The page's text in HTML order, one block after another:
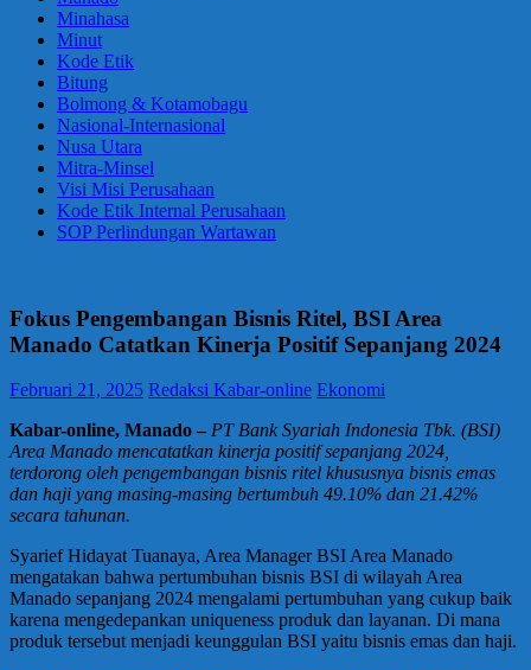
Minahasa
Minut
Kode Etik
Bitung
Bolmong & Kotamobagu
Nasional-Internasional
Nusa Utara
Mitra-Minsel
Visi Misi Perusahaan
Kode Etik Internal Perusahaan
SOP Perlindungan Wartawan
Fokus Pengembangan Bisnis Ritel, BSI Area
Manado Catatkan Kinerja Positif Sepanjang 2024
Februari 21, 2025 Redaksi Kabar-online Ekonomi
Kabar-online, Manado – PT Bank Syariah Indonesia Tbk. (BSI)
Area Manado mencatatkan kinerja positif sepanjang 2024,
terdorong oleh pengembangan bisnis ritel khususnya bisnis emas
dan haji yang masing-masing bertumbuh 49.10% dan 21.42%
secara tahunan.
Syarief Hidayat Tuanaya, Area Manager BSI Area Manado
mengatakan bahwa pertumbuhan bisnis BSI di wilayah Area
Manado sepanjang 2024 mengalami pertumbuhan yang cukup baik
karena mengedepankan uniqueness produk dan layanan. Di mana
produk tersebut menjadi keunggulan BSI yaitu bisnis emas dan haji.